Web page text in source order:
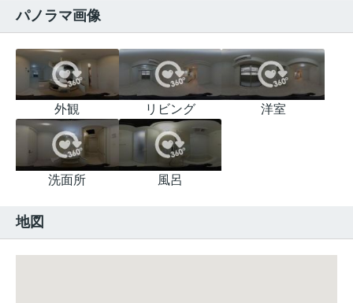
パノラマ画像
外観 リビング 洋室
洗面所 風呂
地図